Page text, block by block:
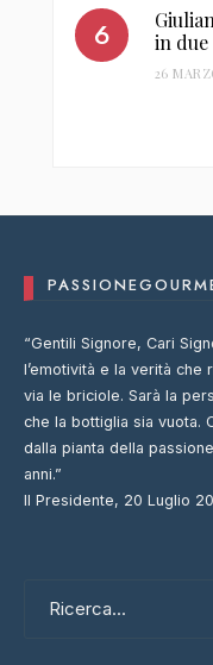
in
26
“Gentili Signore, Cari
l’emotività e la verità che
via le briciole. Sarà la
che la bottiglia sia vuota.
dalla pianta della
anni.”
Il Presidente, 20 Luglio